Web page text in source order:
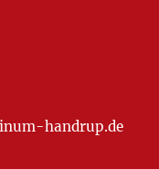
handrup.de